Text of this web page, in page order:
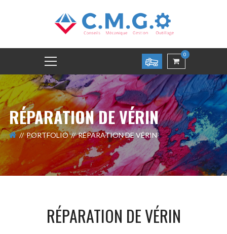
0
RÉPARATION DE VÉRIN
PORTFOLIO RÉPARATION DE VÉRIN
RÉPARATION DE VÉRIN